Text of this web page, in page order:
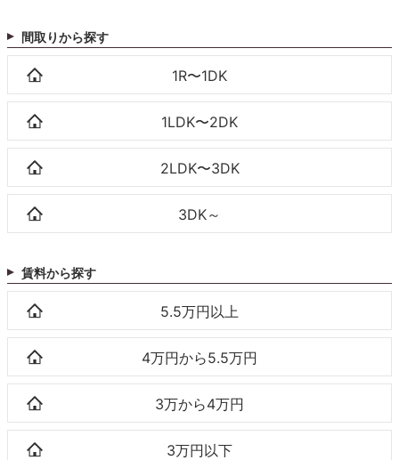
間取りから探す
1R〜1DK
1LDK〜2DK
2LDK〜3DK
3DK～
賃料から探す
5.5万円以上
4万円から5.5万円
3万から4万円
3万円以下